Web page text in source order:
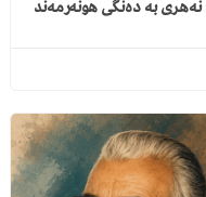
بە دەنگی هونەرمەند